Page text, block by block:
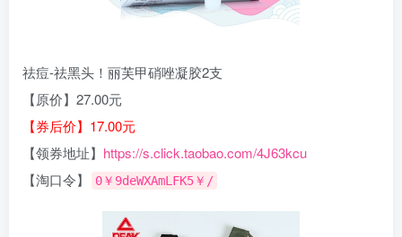
祛痘-祛黑头！丽芙甲硝唑凝胶2支
【原价】27.00元
【券后价】17.00元
【领券地址】 https://s.click.taobao.com/4J63kcu
【淘口令】
0￥9deWXAmLFK5￥/